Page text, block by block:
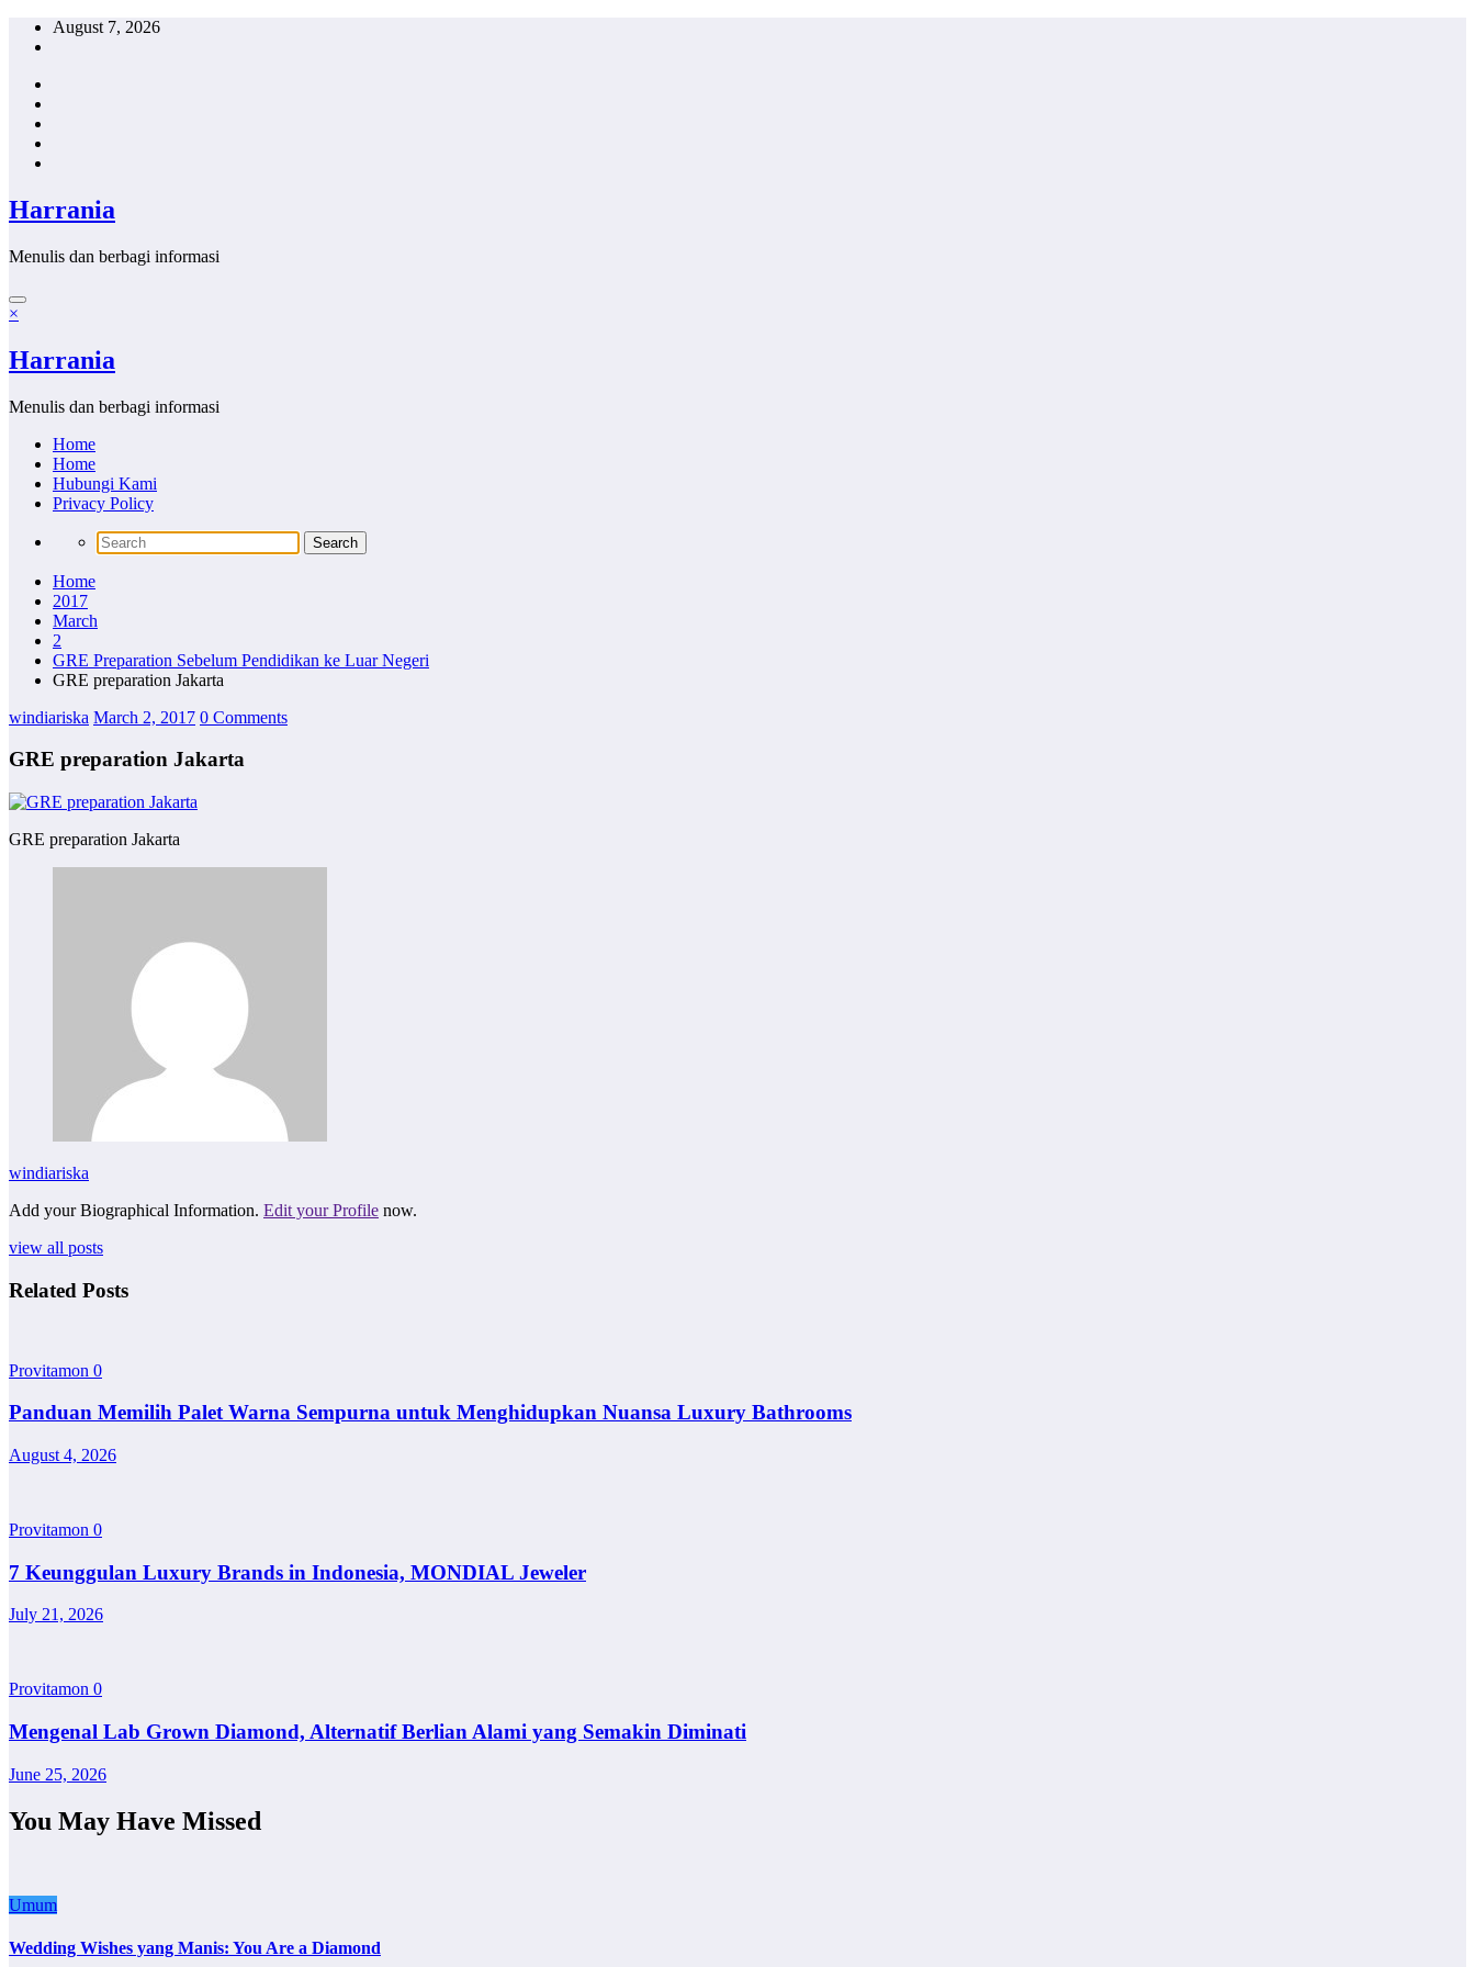
Skip
August 7, 2026
Harrania
Menulis dan berbagi informasi
×
Harrania
Menulis dan berbagi informasi
Home
Home
Hubungi Kami
Privacy Policy
Home
2017
March
2
GRE Preparation Sebelum Pendidikan ke Luar Negeri
GRE preparation Jakarta
windiariska March 2, 2017 0 Comments
GRE preparation Jakarta
GRE preparation Jakarta
windiariska
Add your Biographical Information. Edit your Profile now.
view all posts
Related Posts
Provitamon 0
Panduan Memilih Palet Warna Sempurna untuk Menghidupkan Nuansa Luxury Bathrooms
August 4, 2026
Provitamon 0
7 Keunggulan Luxury Brands in Indonesia, MONDIAL Jeweler
July 21, 2026
Provitamon 0
Mengenal Lab Grown Diamond, Alternatif Berlian Alami yang Semakin Diminati
June 25, 2026
You May Have Missed
Umum
Wedding Wishes yang Manis: You Are a Diamond